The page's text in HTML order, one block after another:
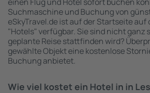
Suchmaschine und Buchung von
eSkyTravel.de ist auf der Startseite auf
"Hotels" verfügbar. Sie sind nicht ganz
geplante Reise stattfinden wird?
gewählte Objekt eine kostenlose
Buchung anbietet.
Wie viel kostet ein Hotel in in